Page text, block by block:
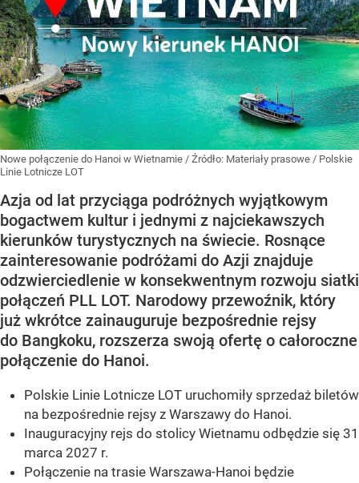
Nowe połączenie do Hanoi w Wietnamie / Źródło: Materiały prasowe / Polskie
Linie Lotnicze LOT
Azja od lat przyciąga podróżnych wyjątkowym
bogactwem kultur i jednymi z najciekawszych
kierunków turystycznych na świecie. Rosnące
zainteresowanie podróżami do Azji znajduje
odzwierciedlenie w konsekwentnym rozwoju siatki
połączeń PLL LOT. Narodowy przewoźnik, który
już wkrótce zainauguruje bezpośrednie rejsy
do Bangkoku, rozszerza swoją ofertę o całoroczne
połączenie do Hanoi.
Polskie Linie Lotnicze LOT uruchomiły sprzedaż biletów
na bezpośrednie rejsy z Warszawy do Hanoi.
Inauguracyjny rejs do stolicy Wietnamu odbędzie się 31
marca 2027 r.
Połączenie na trasie Warszawa-Hanoi będzie